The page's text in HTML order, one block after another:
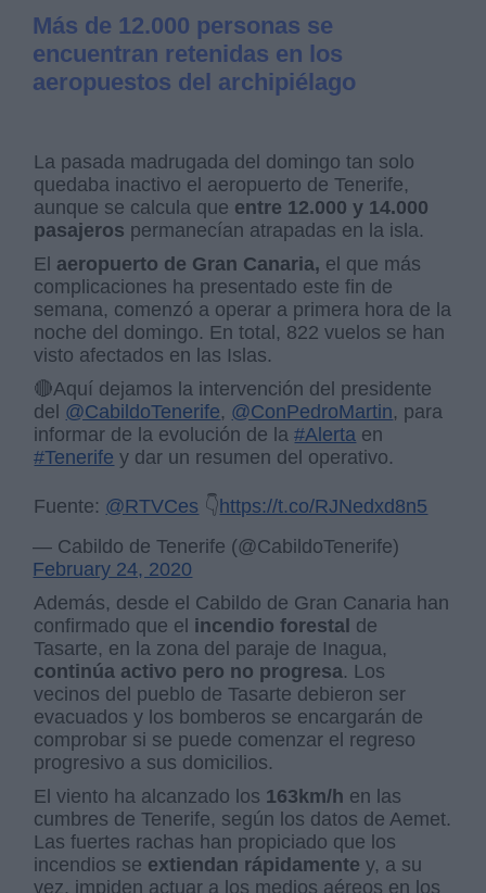
Más de 12.000 personas se
encuentran retenidas en los
aeropuestos del archipiélago
La pasada madrugada del domingo tan solo
quedaba inactivo el aeropuerto de Tenerife,
aunque se calcula que entre 12.000 y 14.000
pasajeros permanecían atrapadas en la isla.
El aeropuerto de Gran Canaria, el que más
complicaciones ha presentado este fin de
semana, comenzó a operar a primera hora de la
noche del domingo. En total, 822 vuelos se han
visto afectados en las Islas.
🔴Aquí dejamos la intervención del presidente
del @CabildoTenerife, @ConPedroMartin, para
informar de la evolución de la#Alerta en
#Tenerife y dar un resumen del operativo.
Fuente: @RTVCes 👇https://t.co/RJNedxd8n5
— Cabildo de Tenerife (@CabildoTenerife)
February 24, 2020
Además, desde el Cabildo de Gran Canaria han
confirmado que el incendio forestal de
Tasarte, en la zona del paraje de Inagua,
continúa activo pero no progresa. Los
vecinos del pueblo de Tasarte debieron ser
evacuados y los bomberos se encargarán de
comprobar si se puede comenzar el regreso
progresivo a sus domicilios.
El viento ha alcanzado los 163km/h en las
cumbres de Tenerife, según los datos de Aemet.
Las fuertes rachas han propiciado que los
incendios se extiendan rápidamente y, a su
vez, impiden actuar a los medios aéreos en los